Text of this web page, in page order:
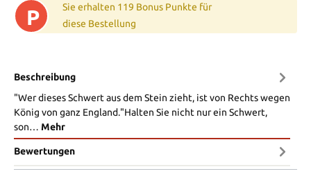
P
Sie erhalten 119 Bonus Punkte für
diese Bestellung
Beschreibung
"Wer dieses Schwert aus dem Stein zieht, ist von Rechts wegen
König von ganz England."Halten Sie nicht nur ein Schwert,
son… Mehr
Bewertungen